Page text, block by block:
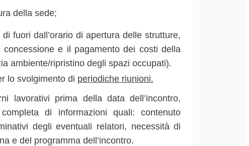
della sede;
fuori dall’orario di apertura delle strutture,
e il pagamento dei costi della
ambiente/ripristino degli spazi occupati).
lo svolgimento di periodiche riunioni.
lavorativi prima della data dell’incontro,
di informazioni quali: contenuto
degli eventuali relatori, necessità di
e del programma dell’incontro.